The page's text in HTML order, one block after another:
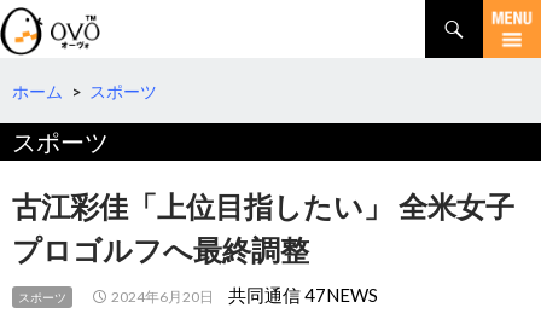
検
索
コ
テ
へ
ホーム > スポーツ
スポーツ
古江彩佳「上位目指したい」 全米女子
プロゴルフへ最終調整
スポーツ 2024年6月20日 共同通信 47NEWS